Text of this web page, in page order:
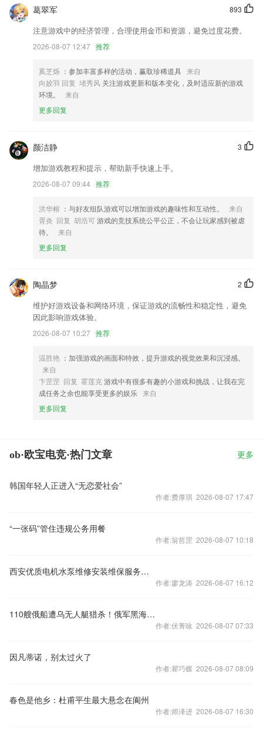
新增摇一摇叫车功能。
车主找货模块新增货运里程距离
大大们可以新建喜欢的话题啦，发表时也可以选择多个话题增加帖子的曝
光哟，快来和同好们大声BB吧
修复了子订单补货详情没显示”送达客户”bug
以上就是ob·欧宝电竞·的介绍，如果您喜欢这款软件，您可以到应用商店
进行打分评论，说出您的使用经历，以帮助我们更好的对产品进行优化修
893
葛翠军
注意游戏中的经济管理，合理使用金币和资源，避免过度花费。
2026-08-07 12:47 推荐
奚芝烁 ：参加丰富多样的活动，赢取珍稀道具 来自
向姣羽 回复 堵秀风 关注游戏更新和版本变化，及时适应新的游戏
环境。
来自
更多回复
3
颜洁静
增加游戏教程和提示，帮助新手快速上手。
2026-08-07 09:44 推荐
洪华榕 ：与好友组队游戏可以增加游戏的趣味性和互动性。
来自
胥炎 回复 胡浩可游戏的竞技系统公平公正，不会让玩家感到被虐
待。
来自
更多回复
2
陶晶梦
维护好游戏设备和网络环境，保证游戏的流畅性和稳定性，避免
因此影响游戏体验。
2026-08-07 10:27 推荐
温胜艳 ：加强游戏的画面和特效，提升游戏的视觉效果和沉浸感。
来自
卞罡罡 回复 霍莲克 游戏中有很多有趣的小游戏和挑战，让我在完
成任务之余也能享受更多的娱乐 来自
更多回复
ob·欧宝电竞·热门文章 更多
韩国年轻人正进入“无恋爱社会”
作者:费厚琪 2026-08-07 17:47
“一张码”管住违规公务用餐
作者:翁哲罡 2026-08-07 10:18
西安优质电机水泵维修安装维保服务商，深耕灞桥区等地，西安聚军机电设备维修专业靠谱保障设备稳定运行
作者:廖龙涛 2026-08-07 16:12
110艘俄船遭乌无人艇猎杀！俄军黑海后撤数百里，承认丧失制海权
作者:伏菁咏 2026-08-07 07:33
因凡蒂诺，别太过火了
作者:瞿巧蝶 2026-08-07 08:09
春色是他乡：杜甫平生最大悬念在阆州
作者:师泽进 2026-08-07 16:30